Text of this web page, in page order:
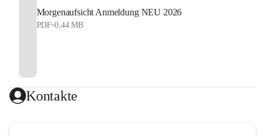
Morgenaufsicht Anmeldung NEU 2026
PDF•0,44 MB
Kontakte